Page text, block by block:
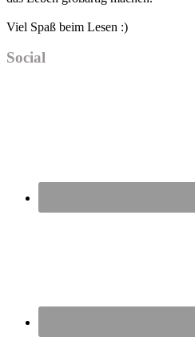
Viel Spaß beim Lesen :)
Social